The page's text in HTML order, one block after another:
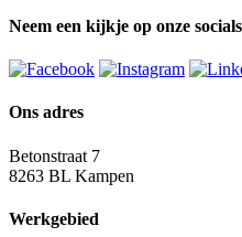
Neem een kijkje op onze socials
Ons adres
Betonstraat 7
8263 BL Kampen
Werkgebied